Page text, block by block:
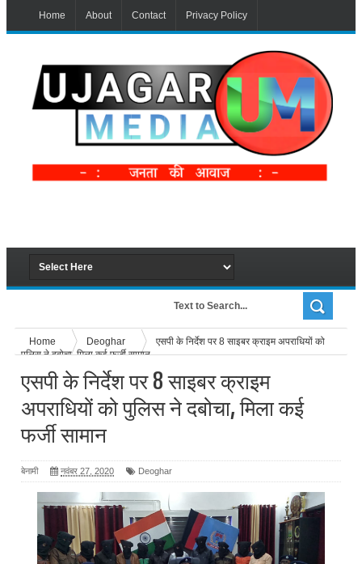
Home About Contact Privacy Policy
Home Deoghar
एसपी के निर्देश पर 8 साइबर क्राइम अपराधियों को
पुलिस ने दबोचा, मिला कई फर्जी सामान
एसपी के निर्देश पर 8 साइबर क्राइम
अपराधियों को पुलिस ने दबोचा, मिला कई
फर्जी सामान
बेनामी नवंबर 27, 2020 Deoghar